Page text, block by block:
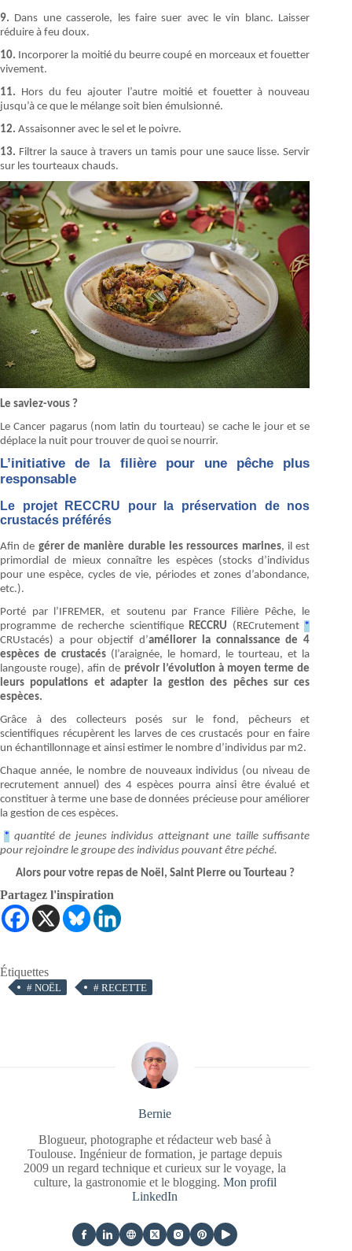
9. Dans une casserole, les faire suer avec le vin blanc. Laisser
réduire à feu doux.
10. Incorporer la moitié du beurre coupé en morceaux et fouetter
vivement.
11. Hors du feu ajouter l’autre moitié et fouetter à nouveau
jusqu’à ce que le mélange soit bien émulsionné.
12. Assaisonner avec le sel et le poivre.
13. Filtrer la sauce à travers un tamis pour une sauce lisse. Servir
sur les tourteaux chauds.
Le saviez-vous ?
Le Cancer pagarus (nom latin du tourteau) se cache le jour et se
déplace la nuit pour trouver de quoi se nourrir.
L’initiative de la filière pour une pêche plus
responsable
Le projet RECCRU pour la préservation de nos
crustacés préférés
Afin de gérer de manière durable les ressources marines, il est
primordial de mieux connaître les espèces (stocks d’individus
pour une espèce, cycles de vie, périodes et zones d’abondance,
etc.).
Porté par l’IFREMER, et soutenu par France Filière Pêche, le
programme de recherche scientifique RECCRU (RECrutement *
CRUstacés) a pour objectif d’améliorer la connaissance de 4
espèces de crustacés (l’araignée, le homard, le tourteau, et la
langouste rouge), afin de prévoir l’évolution à moyen terme de
leurs populations et adapter la gestion des pêches sur ces
espèces.
Grâce à des collecteurs posés sur le fond, pêcheurs et
scientifiques récupèrent les larves de ces crustacés pour en faire
un échantillonnage et ainsi estimer le nombre d’individus par m2.
Chaque année, le nombre de nouveaux individus (ou niveau de
recrutement annuel) des 4 espèces pourra ainsi être évalué et
constituer à terme une base de données précieuse pour améliorer
la gestion de ces espèces.
* quantité de jeunes individus atteignant une taille suffisante
pour rejoindre le groupe des individus pouvant être péché.
Alors pour votre repas de Noël, Saint Pierre ou Tourteau ?
Partagez l'inspiration
Étiquettes
# NOËL # RECETTE
Bernie
Blogueur, photographe et rédacteur web basé à
Toulouse. Ingénieur de formation, je partage depuis
2009 un regard technique et curieux sur le voyage, la
culture, la gastronomie et le blogging. Mon profil
LinkedIn